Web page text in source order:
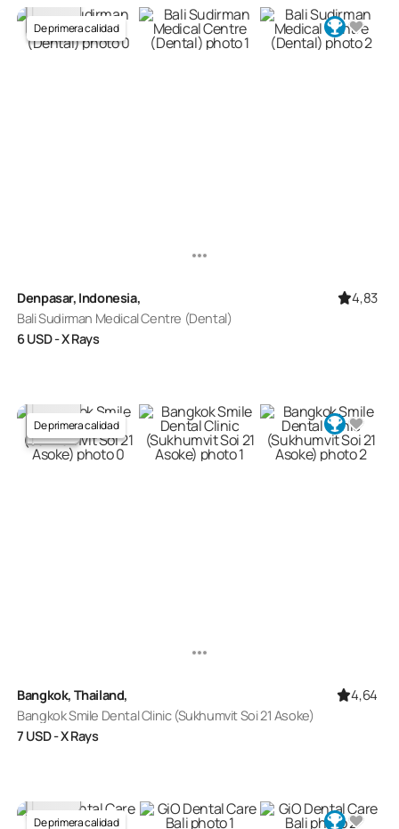
De primera calidad
Denpasar, Indonesia, 4,83
Bali Sudirman Medical Centre (Dental)
6USD- X Rays
De primera calidad
Bangkok, Thailand, 4,64
Bangkok Smile Dental Clinic (Sukhumvit Soi 21 Asoke)
7 USD- X Rays
De primera calidad